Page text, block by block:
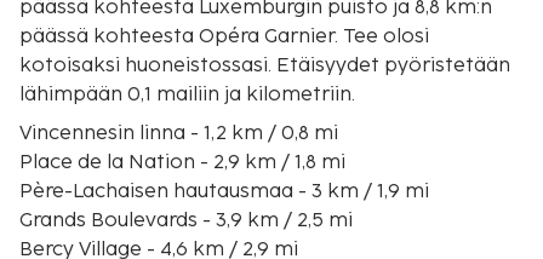
päässä kohteesta Luxemburgin puisto ja 8,8 km:n
päässä kohteesta Opéra Garnier. Tee olosi
kotoisaksi huoneistossasi. Etäisyydet pyöristetään
lähimpään 0,1 mailiin ja kilometriin.
Vincennesin linna - 1,2 km / 0,8 mi
Place de la Nation - 2,9 km / 1,8 mi
Père-Lachaisen hautausmaa - 3 km / 1,9 mi
Grands Boulevards - 3,9 km / 2,5 mi
Bercy Village - 4,6 km / 2,9 mi